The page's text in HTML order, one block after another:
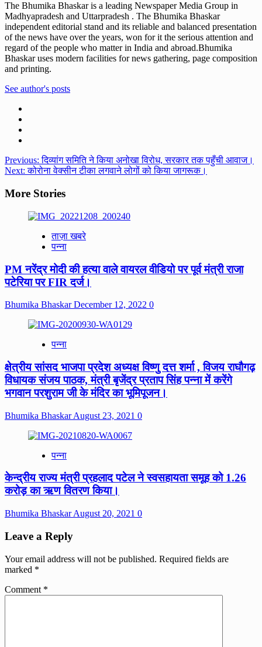
The Bhumika Bhaskar is a leading Newspaper Media Group in
Madhyapradesh and Uttarpradesh . The Bhumika Bhaskar
independent editorial stand and its reliable and balanced presentation
of the news have over the years, won for it the serious attention and
regard of the people who matter in India and abroad.Bhumika
Bhaskar uses modern facilities for news gathering, page composition
and printing.
See author's posts
Post
navigation
Previous:दिव्यांग समिति ने किया अनोखा विरोध, सरकार तक पहुँची आवाज।
Next:कोरोना वेक्सीन टीका लगवाने लोगों को किया जागरूक।
More Stories
ताज़ा खबरे
पन्ना
PM नरेंद्र मोदी की हत्या वाले वायरल वीडियो पर पूर्व मंत्री राजा
पटेरिया पर FIR दर्ज।
Bhumika BhaskarDecember 12, 2022 0
पन्ना
क्षेत्रीय सांसद भाजपा प्रदेश अध्यक्ष विष्णु दत्त शर्मा , विजय राघौगढ़
विधायक संजय पाठक, मंत्री बृजेंद्र प्रताप सिंह पन्ना में करेंगे
भगवान परशुराम जी के मंदिर का भूमिपूजन।
Bhumika BhaskarAugust 23, 2021 0
पन्ना
केन्द्रीय राज्य मंत्री प्रहलाद पटेल ने स्वसहायता समूह को 1.26
करोड़ का ऋण वितरण किया।
Bhumika BhaskarAugust 20, 2021 0
Leave a Reply
Your email address will not be published. Required fields are
marked *
Comment *